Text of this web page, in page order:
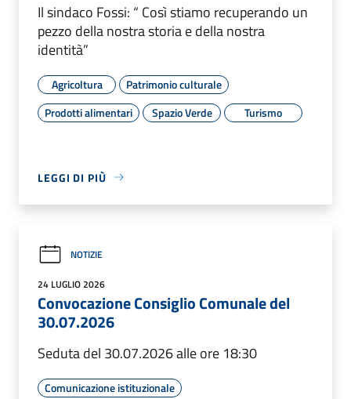
Il sindaco Fossi: “ Così stiamo recuperando un
pezzo della nostra storia e della nostra
identità”
Agricoltura
Patrimonio culturale
Prodotti alimentari
Spazio Verde Turismo
LEGGI DI PIÙ
NOTIZIE
24 LUGLIO 2026
Convocazione Consiglio Comunale del
30.07.2026
Seduta del 30.07.2026 alle ore 18:30
Comunicazione istituzionale